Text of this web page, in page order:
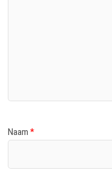
Naam*